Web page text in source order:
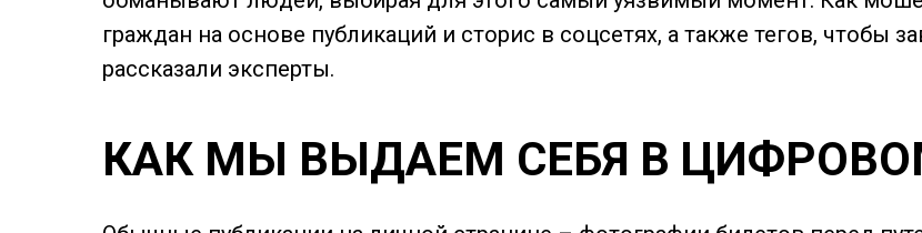
граждан на основе публикаций и сторис в соцсетях, а также тегов, чтобы
рассказали эксперты.
КАК МЫ ВЫДАЕМ СЕБЯ В